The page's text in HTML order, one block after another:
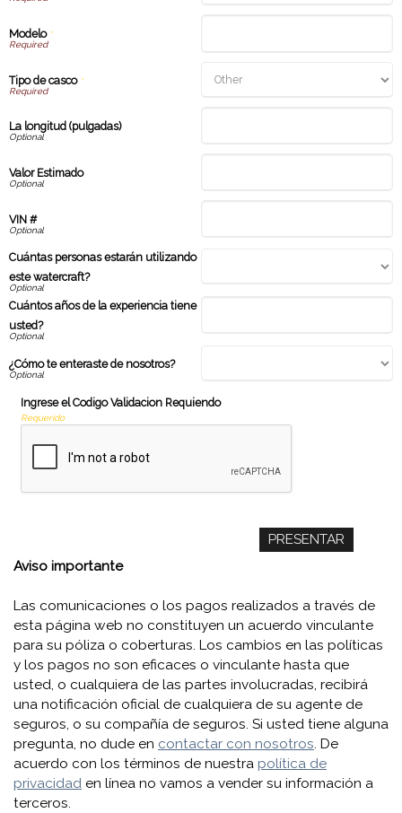
Modelo*
Tipo de casco*
La longitud (pulgadas)
Valor Estimado
VIN #
Cuántas personas estarán utilizando
este watercraft?
Cuántos años de la experiencia tiene
usted?
¿Cómo te enteraste de nosotros?
Ingrese el Codigo Validacion Requiendo
Requerido
Aviso importante
Las comunicaciones o los pagos realizados a través de
esta página web no constituyen un acuerdo vinculante
para su póliza o coberturas. Los cambios en las políticas
y los pagos no son eficaces o vinculante hasta que
usted, o cualquiera de las partes involucradas, recibirá
una notificación oficial de cualquiera de su agente de
seguros, o su compañía de seguros. Si usted tiene alguna
pregunta, no dude en contactar con nosotros. De
acuerdo con los términos de nuestra política de
privacidad en línea no vamos a vender su información a
terceros.